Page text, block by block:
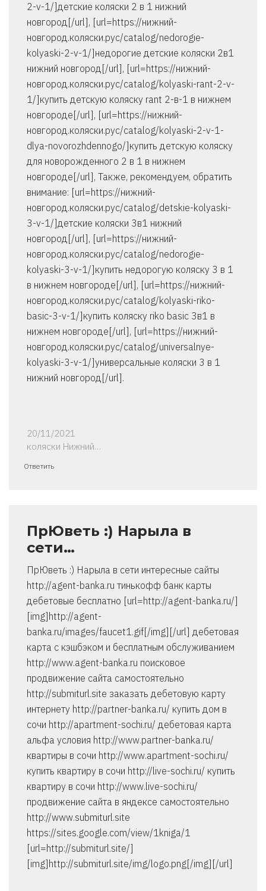
2-v-1/]детские коляски 2 в 1 нижний
новгород[/url], [url=https://нижний-
новгород.коляски.рус/catalog/nedorogie-
kolyaski-2-v-1/]недорогие детские коляски 2в1
нижний новгород[/url], [url=https://нижний-
новгород.коляски.рус/catalog/kolyaski-rant-2-v-
1/]купить детскую коляску rant 2-в-1 в нижнем
новгороде[/url], [url=https://нижний-
новгород.коляски.рус/catalog/kolyaski-2-v-1-
dlya-novorozhdennogo/]купить детскую коляску
для новорожденного 2 в 1 в нижнем
новгороде[/url], Также, рекомендуем, обратить
внимание: [url=https://нижний-
новгород.коляски.рус/catalog/detskie-kolyaski-
3-v-1/]детские коляски 3в1 нижний
новгород[/url], [url=https://нижний-
новгород.коляски.рус/catalog/nedorogie-
kolyaski-3-v-1/]купить недорогую коляску 3 в 1
в нижнем новгороде[/url], [url=https://нижний-
новгород.коляски.рус/catalog/kolyaski-riko-
basic-3-v-1/]купить коляску riko basic 3в1 в
нижнем новгороде[/url], [url=https://нижний-
новгород.коляски.рус/catalog/universalnye-
kolyaski-3-v-1/]универсальные коляски 3 в 1
нижний новгород[/url].
20/11/2021
коляски Нижний…
Ответить
ПрЮветь :) Нарыла в
сети…
ПрЮветь :) Нарыла в сети интересные сайты
http://agent-banka.ru тинькофф банк карты
дебетовые бесплатно [url=http://agent-banka.ru/]
[img]http://agent-
banka.ru/images/faucet1.gif[/img][/url] дебетовая
карта с кэшбэком и бесплатным обслуживанием
http://www.agent-banka.ru поисковое
продвижение сайта самостоятельно
http://submiturl.site заказать дебетовую карту
интернету http://partner-banka.ru/ купить дом в
сочи http://apartment-sochi.ru/ дебетовая карта
альфа условия http://www.partner-banka.ru/
квартиры в сочи http://www.apartment-sochi.ru/
купить квартиру в сочи http://live-sochi.ru/ купить
квартиру в сочи http://www.live-sochi.ru/
продвижение сайта в яндексе самостоятельно
http://www.submiturl.site
https://sites.google.com/view/1kniga/1
[url=http://submiturl.site/]
[img]http://submiturl.site/img/logo.png[/img][/url]